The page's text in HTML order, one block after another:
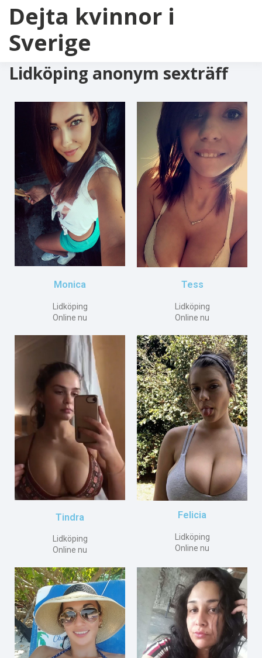
Dejta kvinnor i
Sverige
Lidköping anonym sexträff
Monica
Lidköping
Online nu
Tess
Lidköping
Online nu
Tindra
Lidköping
Online nu
Felicia
Lidköping
Online nu